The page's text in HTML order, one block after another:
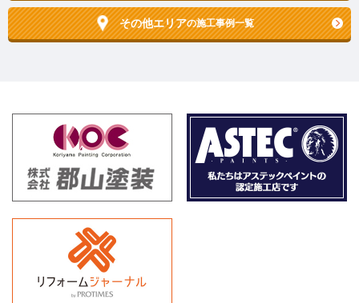
その他エリアの施工事例一覧